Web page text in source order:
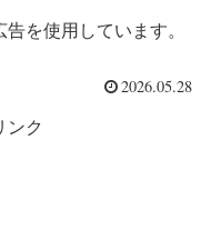
を使用しています。
2026.05.28
ンク